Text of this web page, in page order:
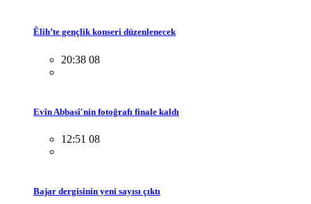
Êlih’te gençlik konseri düzenlenecek
20:38 08
Evîn Abbasî'nin fotoğrafı finale kaldı
12:51 08
Bajar dergisinin yeni sayısı çıktı